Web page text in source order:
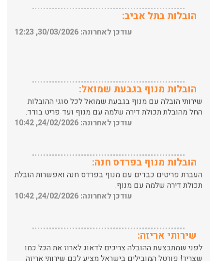
עודכן לאחרונה: 30/03/2026, 12:23
החל מהובלת תכולת דירה שלמה עם מנוף ועד פריט בודד.
עודכן לאחרונה: 24/02/2026, 10:42
תכולת דירה שלמה עם מנוף.
עודכן לאחרונה: 24/02/2026, 10:42
שצריך! פורטל המובילים בישראל מציע לכם שירותי אריזה
ברמה הגבוהה ביותר, לקבלת הצעת מחיר כנסו עכשיו
עודכן לאחרונה: 31/05/2026, 15:42